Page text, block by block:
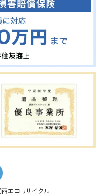
エコリサイクル